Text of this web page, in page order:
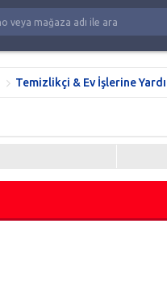
Temizlikçi & Ev İşlerine